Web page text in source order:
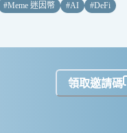
#Meme 迷因幣 #AI #DeFi
領取邀請碼